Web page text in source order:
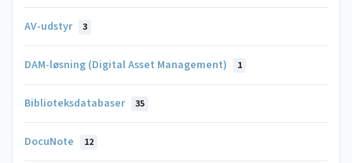
AV-udstyr 3
DAM-løsning (Digital Asset Management) 1
Biblioteksdatabaser 35
DocuNote 12